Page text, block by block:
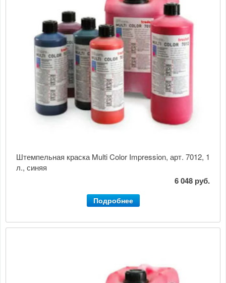
Штемпельная краска Multi Color Impression, арт. 7012, 1
л., синяя
6 048 руб.
Подробнее